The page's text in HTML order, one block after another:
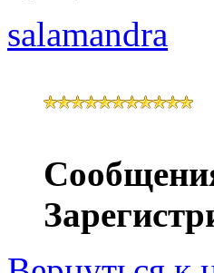
salamandra